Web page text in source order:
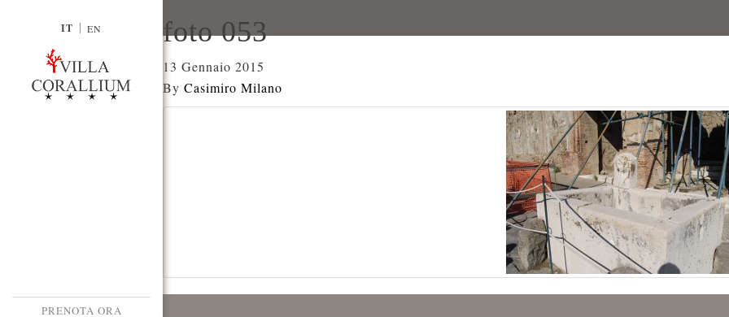
IT EN
PRENOTA ORA
foto 053
13 Gennaio 2015
By Casimiro Milano